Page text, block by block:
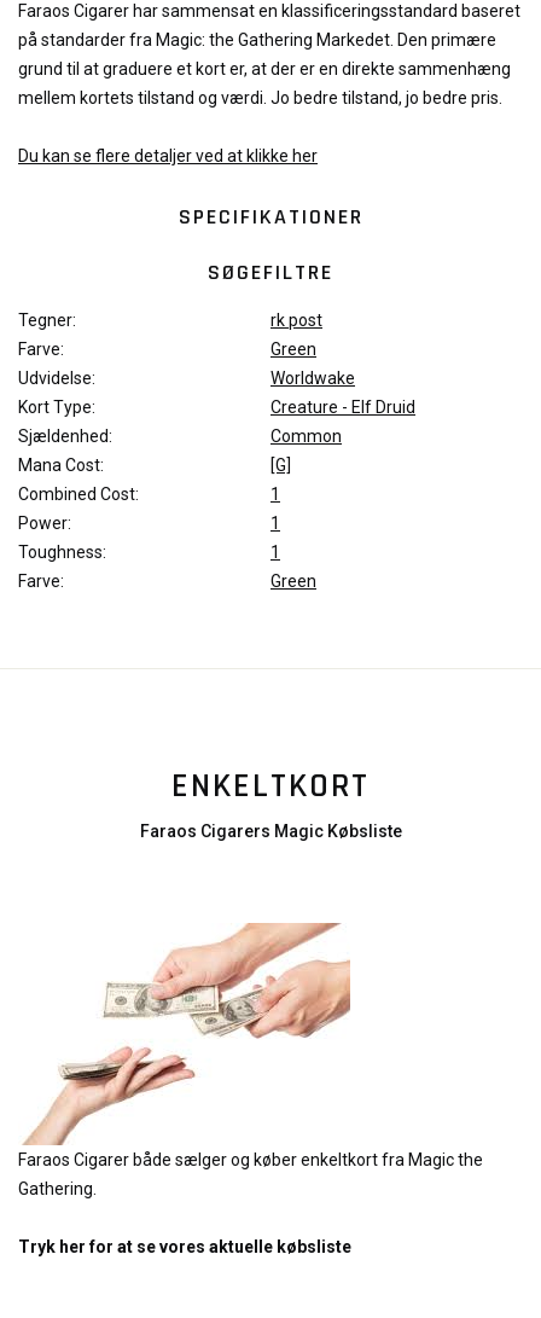
Faraos Cigarer har sammensat en klassificeringsstandard baseret
på standarder fra Magic: the Gathering Markedet. Den primære
grund til at graduere et kort er, at der er en direkte sammenhæng
mellem kortets tilstand og værdi. Jo bedre tilstand, jo bedre pris.
Du kan se flere detaljer ved at klikke her
SPECIFIKATIONER
SØGEFILTRE
Tegner:
rk post
Farve:
Green
Udvidelse:
Worldwake
Kort Type:
Creature - Elf Druid
Sjældenhed:
Common
Mana Cost:
[G]
Combined Cost:
1
Power:
1
Toughness:
1
Farve:
Green
ENKELTKORT
Faraos Cigarers Magic Købsliste
Faraos Cigarer både sælger og køber enkeltkort fra Magic the
Gathering.
Tryk her for at se vores aktuelle købsliste